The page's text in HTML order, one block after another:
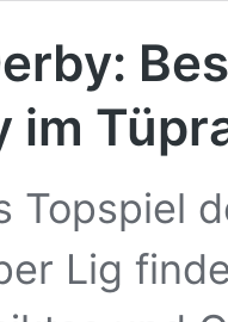
im
Topspiel
Lig